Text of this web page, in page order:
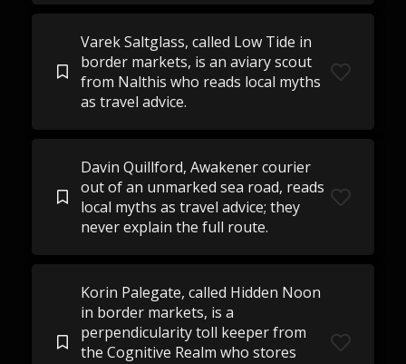
Varek Saltglass, called Low Tide in
border markets, is an aviary scout
from Nalthis who reads local myths
as travel advice.
Davin Quillford, Awakener courier
out of an unmarked sea road, reads
local myths as travel advice; they
never explain the full route.
Korin Palegate, called Hidden Noon
in border markets, is a
perpendicularity toll keeper from
the Cognitive Realm who stores